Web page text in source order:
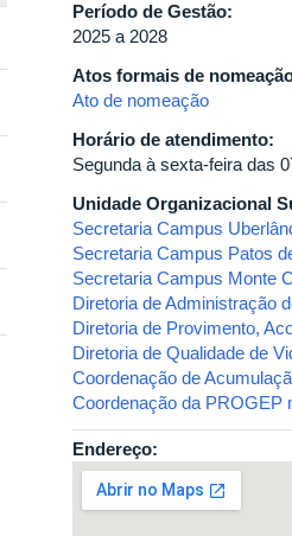
Período de Gestão:
2025 a 2028
Atos formais de
Ato de nomeação
Horário de atendimento:
Segunda à sexta-feira das
Unidade Organizacional
Secretaria Campus
Secretaria Campus Patos
Secretaria Campus Monte
Diretoria de Administração
Diretoria de Provimento,
Diretoria de Qualidade de
Coordenação de
Coordenação da PROGEP
Endereço: